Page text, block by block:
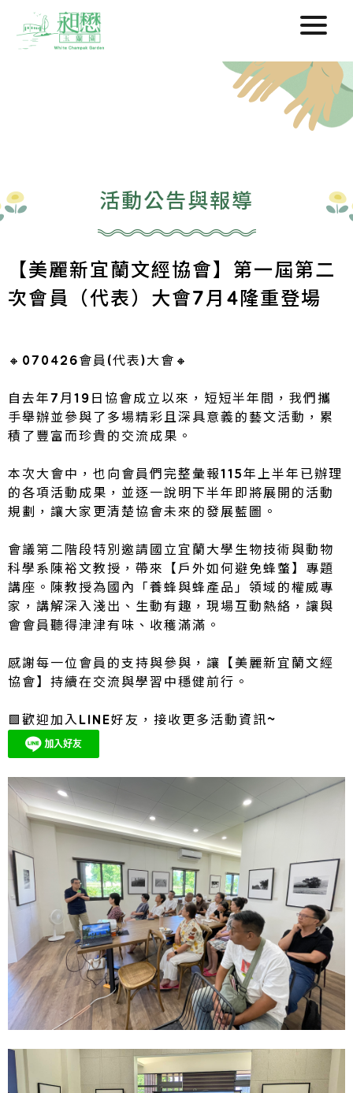
活動公告與報導
【美麗新宜蘭文經協會】第一屆第二
次會員（代表）大會7月4隆重登場
🔸070426會員(代表)大會🔸
自去年7月19日協會成立以來，短短半年間，我們攜
手舉辦並參與了多場精彩且深具意義的藝文活動，累
積了豐富而珍貴的交流成果。
本次大會中，也向會員們完整彙報115年上半年已辦理
的各項活動成果，並逐一說明下半年即將展開的活動
規劃，讓大家更清楚協會未來的發展藍圖。
會議第二階段特別邀請國立宜蘭大學生物技術與動物
科學系陳裕文教授，帶來【戶外如何避免蜂螫】專題
講座。陳教授為國內「養蜂與蜂產品」領域的權威專
家，講解深入淺出、生動有趣，現場互動熱絡，讓與
會會員聽得津津有味、收穫滿滿。
感謝每一位會員的支持與參與，讓【美麗新宜蘭文經
協會】持續在交流與學習中穩健前行。
🟩歡迎加入LINE好友，接收更多活動資訊~